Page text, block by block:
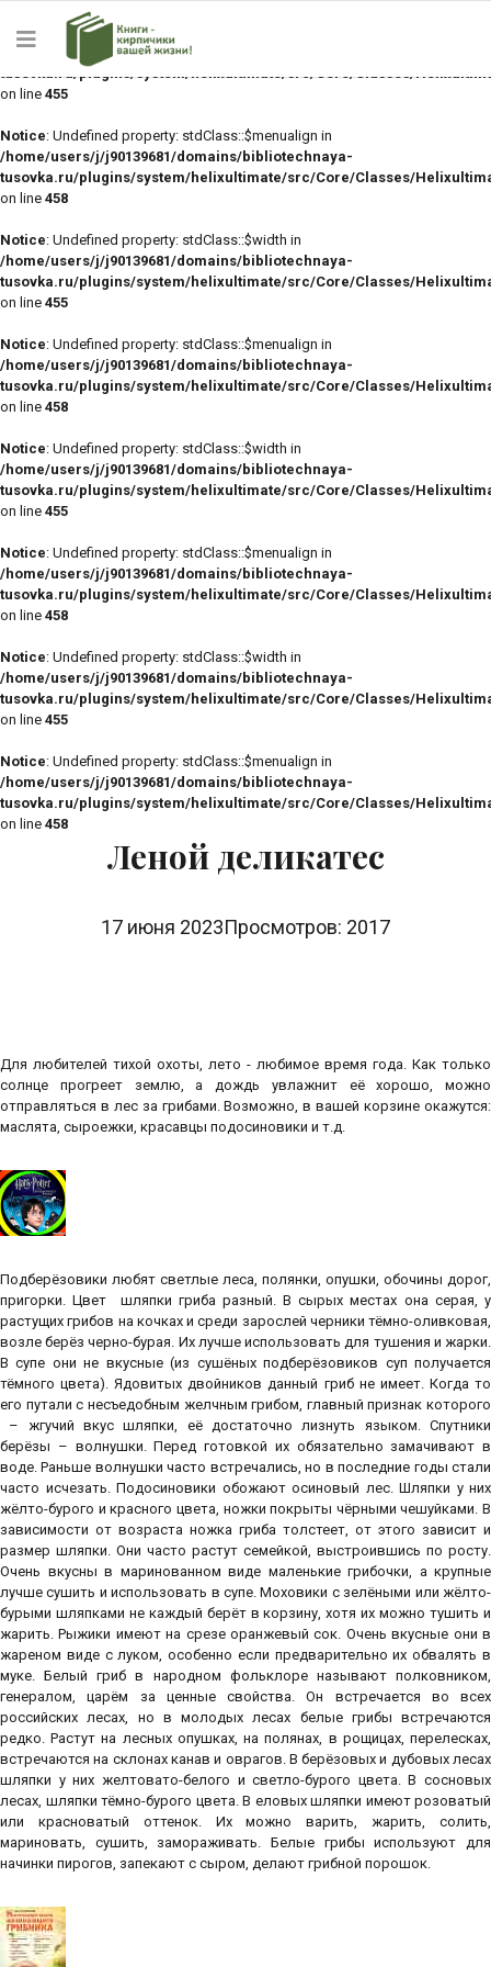
Notice
: Undefined property: stdClass::$width in
/home/users/j/j90139681/domains/bibliotechnaya-
tusovka.ru/plugins/system/helixultimate/src/Core/Classes/
on line 455
Notice: Undefined property: stdClass::$menualign in
/home/users/j/j90139681/domains/bibliotechnaya-
tusovka.ru/plugins/system/helixultimate/src/Core/Classes/
on line 458
Notice: Undefined property: stdClass::$width in
/home/users/j/j90139681/domains/bibliotechnaya-
tusovka.ru/plugins/system/helixultimate/src/Core/Classes/
on line 455
Notice: Undefined property: stdClass::$menualign in
/home/users/j/j90139681/domains/bibliotechnaya-
tusovka.ru/plugins/system/helixultimate/src/Core/Classes/
on line 458
Notice: Undefined property: stdClass::$width in
/home/users/j/j90139681/domains/bibliotechnaya-
tusovka.ru/plugins/system/helixultimate/src/Core/Classes/
on line 455
Notice: Undefined property: stdClass::$menualign in
/home/users/j/j90139681/domains/bibliotechnaya-
tusovka.ru/plugins/system/helixultimate/src/Core/Classes/
on line 458
Notice: Undefined property: stdClass::$width in
/home/users/j/j90139681/domains/bibliotechnaya-
tusovka.ru/plugins/system/helixultimate/src/Core/Classes/
on line 455
Notice: Undefined property: stdClass::$menualign in
/home/users/j/j90139681/domains/bibliotechnaya-
tusovka.ru/plugins/system/helixultimate/src/Core/Classes/
on line 458
Леной деликатес
17 июня 2023Просмотров: 2017
Для любителей тихой охоты, лето - любимое время года. Как только
солнце прогреет землю, а дождь увлажнит её хорошо, можно
отправляться в лес за грибами. Возможно, в вашей корзине окажутся:
маслята, сыроежки, красавцы подосиновики и т.д.
Подберёзовики любят светлые леса, полянки, опушки, обочины дорог,
пригорки. Цвет шляпки гриба разный. В сырых местах она серая, у
растущих грибов на кочках и среди зарослей черники тёмно-оливковая,
возле берёз черно-бурая. Их лучше использовать для тушения и жарки.
В супе они не вкусные (из сушёных подберёзовиков суп получается
тёмного цвета). Ядовитых двойников данный гриб не имеет. Когда то
его путали с несъедобным желчным грибом, главный признак которого
– жгучий вкус шляпки, её достаточно лизнуть языком. Спутники
берёзы – волнушки. Перед готовкой их обязательно замачивают в
воде. Раньше волнушки часто встречались, но в последние годы стали
часто исчезать. Подосиновики обожают осиновый лес. Шляпки у них
жёлто-бурого и красного цвета, ножки покрыты чёрными чешуйками. В
зависимости от возраста ножка гриба толстеет, от этого зависит и
размер шляпки. Они часто растут семейкой, выстроившись по росту.
Очень вкусны в маринованном виде маленькие грибочки, а крупные
лучше сушить и использовать в супе. Моховики с зелёными или жёлто-
бурыми шляпками не каждый берёт в корзину, хотя их можно тушить и
жарить. Рыжики имеют на срезе оранжевый сок. Очень вкусные они в
жареном виде с луком, особенно если предварительно их обвалять в
муке. Белый гриб в народном фольклоре называют полковником,
генералом, царём за ценные свойства. Он встречается во всех
российских лесах, но в молодых лесах белые грибы встречаются
редко. Растут на лесных опушках, на полянах, в рощицах, перелесках,
встречаются на склонах канав и оврагов. В берёзовых и дубовых лесах
шляпки у них желтовато-белого и светло-бурого цвета. В сосновых
лесах, шляпки тёмно-бурого цвета. В еловых шляпки имеют розоватый
или красноватый оттенок. Их можно варить, жарить, солить,
мариновать, сушить, замораживать. Белые грибы используют для
начинки пирогов, запекают с сыром, делают грибной порошок.